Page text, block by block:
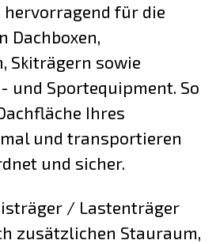
hervorragend für die
Dachboxen,
Skiträgern sowie
und Sportequipment. So
Ihres
und transportieren
und sicher.
/ Lastenträger
zusätzlichen Stauraum,